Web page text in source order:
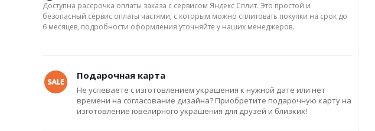
Доступна рассрочка оплаты заказа с сервисом Яндекс Сплит. Это простой и
безопасный сервис оплаты частями, с которым можно сплитовать покупки на срок до
6 месяцев, подробности оформления уточняйте у наших менеджеров.
Подарочная карта
Не успеваете с изготовлением украшения к нужной дате или нет
времени на согласование дизайна? Приобретите подарочную карту на
изготовление ювелирного украшения для друзей и близких!